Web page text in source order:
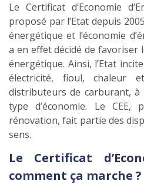
Le Certificat d’Economie
proposé par l’Etat depuis
énergétique et l’économie
a en effet décidé de favoriser
énergétique. Ainsi, l’Etat
électricité, fioul, chaleur
distributeurs de carburant,
type d’économie. Le
rénovation, fait partie des
sens.
Le Certificat
comment ça marche ?